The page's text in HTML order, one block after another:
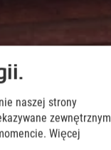
naszej strony
zewnętrznym
Więcej